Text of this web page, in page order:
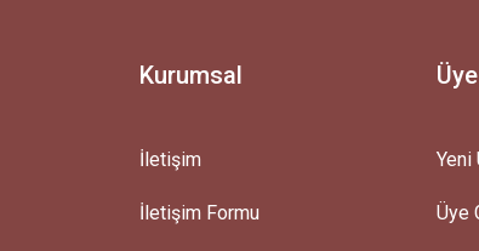
Kurumsal
İletişim
İletişim Formu
Yeni
Üye